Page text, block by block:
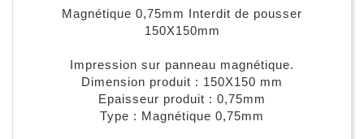
Magnétique 0,75mm Interdit de pousser
150X150mm
Impression sur panneau magnétique.
Dimension produit : 150X150 mm
Epaisseur produit : 0,75mm
Type : Magnétique 0,75mm